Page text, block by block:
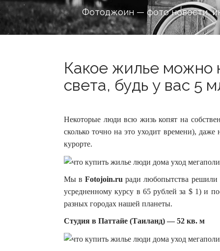
Фотоджоин — фото новости,
Какое жилье можно
света, будь у вас 5
Некоторые люди всю жизь копят на
сколько точно на это уходит времени),
курорте.
Мы вFotojoin.ru ради любопытства решили
усредненному курсу в 65 рублей за $ 1) и
разных городах нашей планеты.
Студия в Паттайе (Таиланд) — 52 кв. м